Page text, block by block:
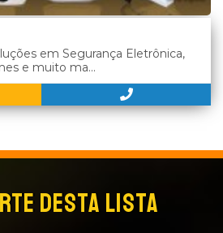
em Segurança Eletrônica,
e muito ma...
DESTA LISTA